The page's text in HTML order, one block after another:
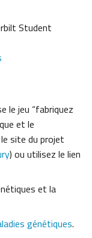
Student
le jeu “fabriquez
et le
site du projet
) ou utilisez le lien
et la
génétiques.